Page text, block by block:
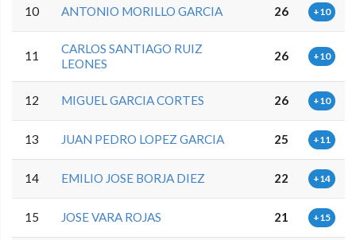
10 ANTONIO MORILLO GARCIA 26 +10
11
CARLOS SANTIAGO RUIZ
LEONES
26 +10
12 MIGUEL GARCIA CORTES 26 +10
13 JUAN PEDRO LOPEZ GARCIA 25 +11
14 EMILIO JOSE BORJA DIEZ 22 +14
15 JOSE VARA ROJAS 21 +15